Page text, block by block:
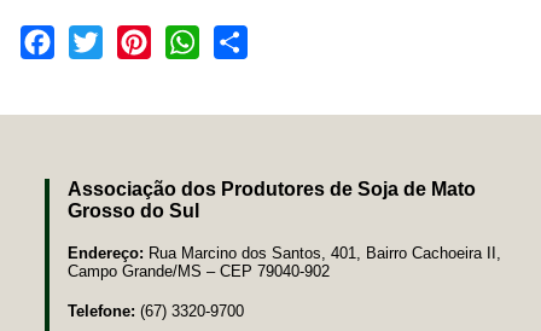
Facebook
Twitter PinterestWhatsApp
Associação dos Produtores de Soja de Mato
Grosso do Sul
Endereço: Rua Marcino dos Santos, 401, Bairro Cachoeira II,
Campo Grande/MS – CEP 79040-902
Telefone: (67) 3320-9700